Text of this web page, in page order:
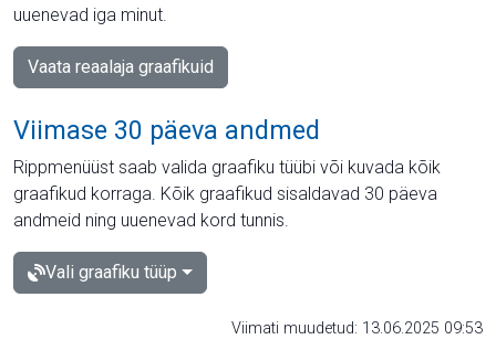
uuenevad iga minut.
Vaata reaalaja graafikuid
Viimase 30 päeva andmed
Rippmenüüst saab valida graafiku tüübi või kuvada kõik
graafikud korraga. Kõik graafikud sisaldavad 30 päeva
andmeid ning uuenevad kord tunnis.
Vali graafiku tüüp
Viimati muudetud: 13.06.2025 09:53